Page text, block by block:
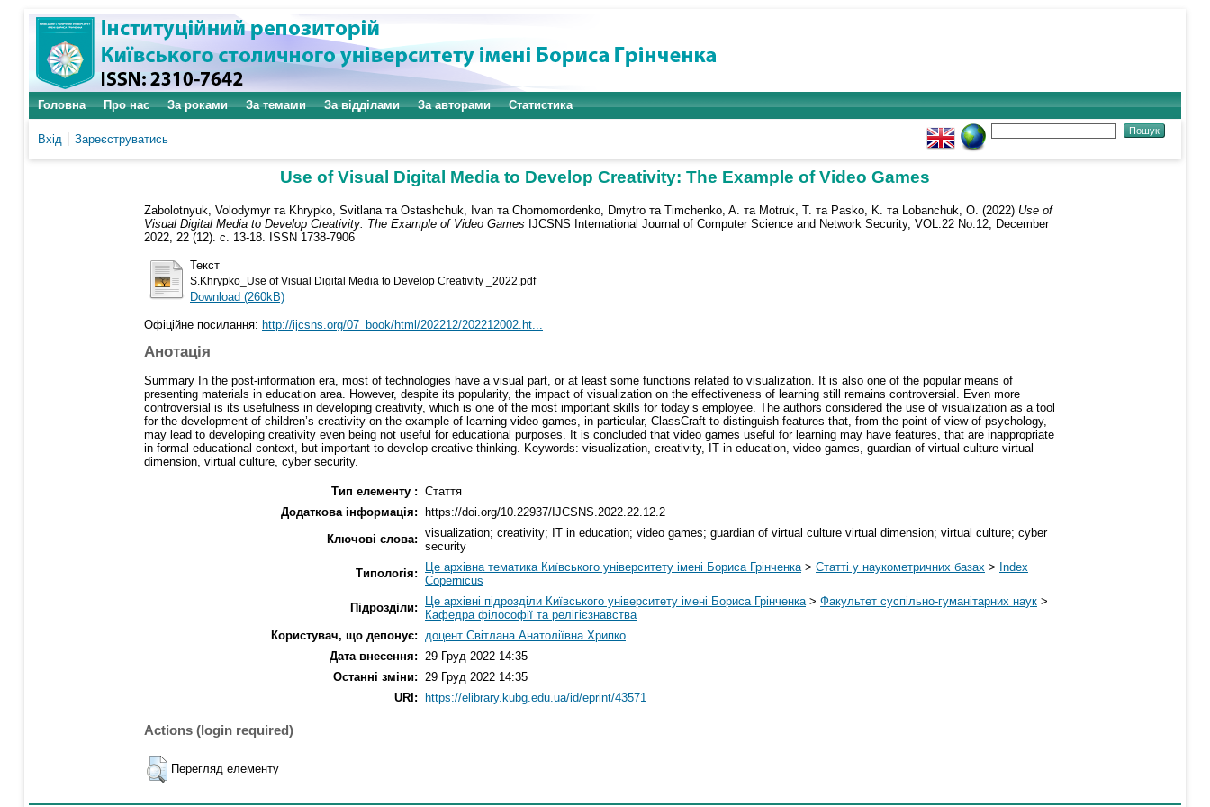
Головна Про нас За роками За темами За відділами За авторами Статистика
Вхід Зареєструватись
Use of Visual Digital Media to Develop Creativity: The Example of Video Games
Zabolotnyuk, Volodymyrта Khrypko, Svitlana та Ostashchuk, Ivan та Chornomordenko, Dmytro та Timchenko, A. та Motruk, T. та Pasko, K. та Lobanchuk, O. (2022) Use of
Visual Digital Media to Develop Creativity: The Example of Video Games IJCSNS International Journal of Computer Science and Network Security, VOL.22 No.12, December
2022, 22 (12). с. 13-18. ISSN 1738-7906
Текст
S.Khrypko_Use of Visual Digital Media to Develop Creativity _2022.pdf
Download (260kB)
Офіційне посилання: http://ijcsns.org/07_book/html/202212/202212002.ht...
Анотація
Summary In the post-information era, most of technologies have a visual part, or at least some functions related to visualization. It is also one of the popular means of
presenting materials in education area. However, despite its popularity, the impact of visualization on the effectiveness of learning still remains controversial. Even more
controversial is its usefulness in developing creativity, which is one of the most important skills for today’s employee. The authors considered the use of visualization as a tool
for the development of children’s creativity on the example of learning video games, in particular, ClassCraft to distinguish features that, from the point of view of psychology,
may lead to developing creativity even being not useful for educational purposes. It is concluded that video games useful for learning may have features, that are inappropriate
in formal educational context, but important to develop creative thinking. Keywords: visualization, creativity, IT in education, video games, guardian of virtual culture virtual
dimension, virtual culture, cyber security.
Тип елементу : Стаття
Додаткова інформація:
https://doi.org/10.22937/IJCSNS.2022.22.12.2
Ключові слова: visualization; creativity; IT in education; video games; guardian of virtual culture virtual dimension; virtual culture; cyber
security
Типологія:
Це архівна тематика Київського університету імені Бориса Грінченка > Статті у наукометричних базах > Index
Copernicus
Підрозділи:
Це архівні підрозділи Київського університету імені Бориса Грінченка > Факультет суспільно-гуманітарних наук >
Кафедра філософії та релігієзнавства
Користувач, що депонує:
доцент Світлана Анатоліївна Хрипко
Дата внесення:
29 Груд 2022 14:35
Останні зміни:
29 Груд 2022 14:35
URI:
https://elibrary.kubg.edu.ua/id/eprint/43571
Actions (login required)
Перегляд елементу